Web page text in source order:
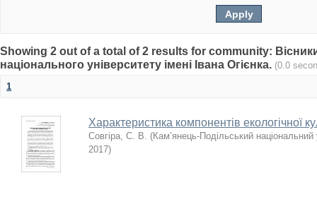
Showing 2 out of a total of 2 results for community:
національного університету імені Івана Огієнка. (0.0
1
Характеристика компонентів екологічної
Совгіра, С. В. (Кам’янець-Подільський національний
2017)